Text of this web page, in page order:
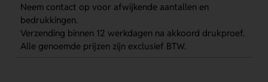
Neem contact op voor afwijkende aantallen en
bedrukkingen.
Verzending binnen 12 werkdagen na akkoord drukproef.
Alle genoemde prijzen zijn exclusief BTW.